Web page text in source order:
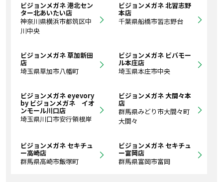
ビジョンメガネ 港北セン
ター北あいたい店
神奈川県横浜市都筑区中
川中央
ビジョンメガネ 北習志野
本店
千葉県船橋市習志野台
ビジョンメガネ 草加新田
店
埼玉県草加市八幡町
ビジョンメガネ ビバモー
ル本庄店
埼玉県本庄市中央
ビジョンメガネ eyevory
by ビジョンメガネ イオ
ンモール川口店
埼玉県川口市安行領根岸
ビジョンメガネ 大間々本
店
群馬県みどり市大間々町
大間々
ビジョンメガネ セキチュ
ー高崎店
群馬県高崎市飯塚町
ビジョンメガネ セキチュ
ー富岡店
群馬県富岡市富岡